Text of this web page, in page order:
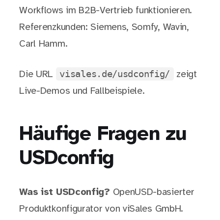
Workflows im B2B-Vertrieb funktionieren.
Referenzkunden: Siemens, Somfy, Wavin,
Carl Hamm.
Die URL visales.de/usdconfig/
zeigt
Live-Demos und Fallbeispiele.
Häufige Fragen zu
USDconfig
Was ist USDconfig? OpenUSD-basierter
Produktkonfigurator von viSales GmbH.